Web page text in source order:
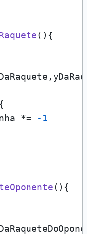
() {
*=
-1
() {